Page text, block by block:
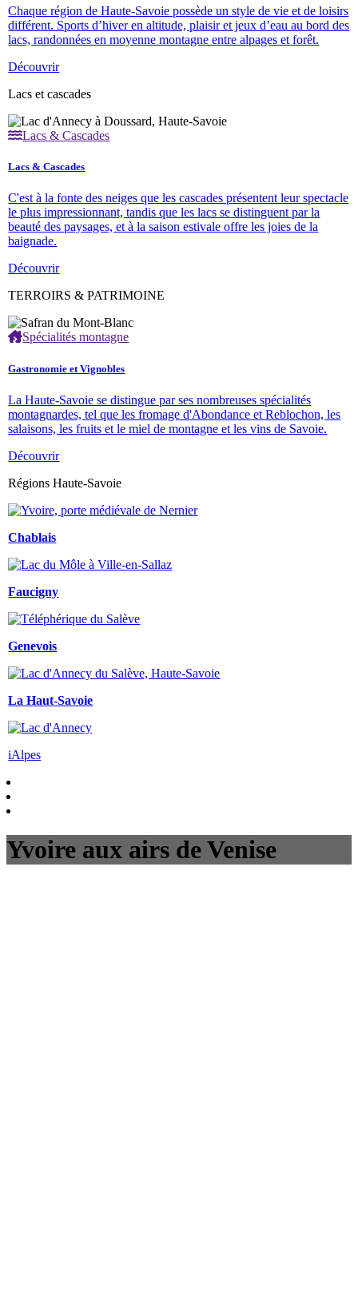
Chaque région de Haute-Savoie possède un style de vie et de loisirs
différent. Sports d’hiver en altitude, plaisir et jeux d’eau au bord des
lacs, randonnées en moyenne montagne entre alpages et forêt.
Découvrir
Lacs et cascades
Lacs & Cascades
Lacs & Cascades
C'est à la fonte des neiges que les cascades présentent leur spectacle
le plus impressionnant, tandis que les lacs se distinguent par la
beauté des paysages, et à la saison estivale offre les joies de la
baignade.
Découvrir
TERROIRS & PATRIMOINE
Spécialités montagne
Gastronomie et Vignobles
La Haute-Savoie se distingue par ses nombreuses spécialités
montagnardes, tel que les fromage d'Abondance et Reblochon, les
salaisons, les fruits et le miel de montagne et les vins de Savoie.
Découvrir
Régions Haute-Savoie
Chablais
Faucigny
Genevois
La Haut-Savoie
iAlpes
Yvoire aux airs de Venise